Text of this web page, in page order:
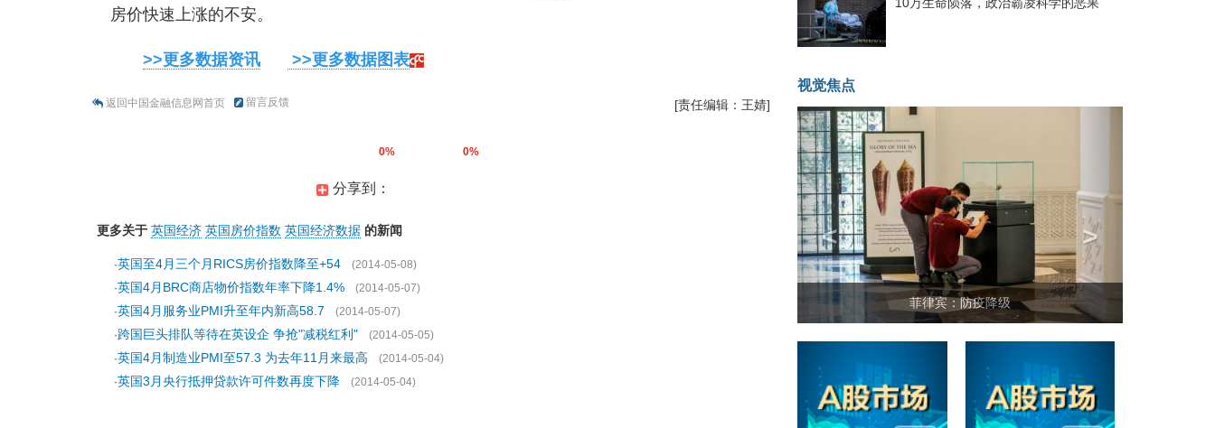
房价快速上涨的不安。
>>更多数据资讯 >>更多数据图表
返回中国金融信息网首页 留言反馈 [责任编辑：王婧]
0% 0%
分享到：
更多关于 英国经济 英国房价指数 英国经济数据 的新闻
·英国至4月三个月RICS房价指数降至+54
(2014-05-08)
·英国4月BRC商店物价指数年率下降1.4%
(2014-05-07)
·英国4月服务业PMI升至年内新高58.7
(2014-05-07)
·跨国巨头排队等待在英设企 争抢"减税红利"
(2014-05-05)
·英国4月制造业PMI至57.3 为去年11月来最高
(2014-05-04)
·英国3月央行抵押贷款许可件数再度下降 (2014-05-04)
视觉焦点
菲律宾：防疫降级
< >